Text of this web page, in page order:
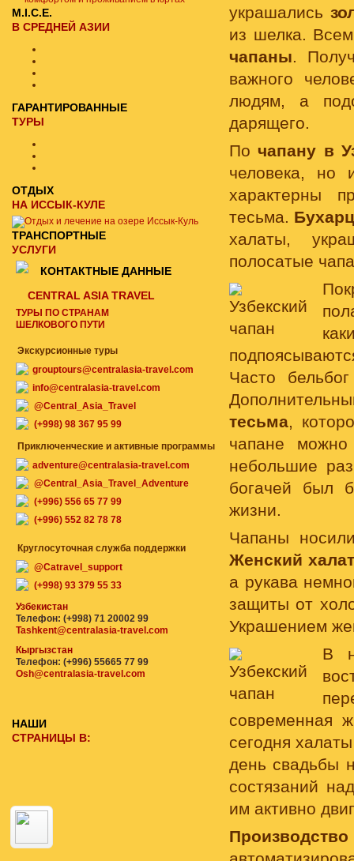
украшались
из шелка.
чапаны.
важного
людям, а
дарящего.
Почапану в
человека,
характерны
тесьма.
халаты,
полосатые
Часто
тесьма,
чапане
небольшие
богачей был
жизни.
Чапаны
Женский халат
а рукава
защиты от
Украшением
В
современная
сегодня
день свадьбы
состязаний
им активно
M.I.C.E.
В СРЕДНЕЙ АЗИИ
ГАРАНТИРОВАННЫЕ
ТУРЫ
ОТДЫХ
НА ИССЫК-КУЛЕ
ТРАНСПОРТНЫЕ
УСЛУГИ
КОНТАКТНЫЕ ДАННЫЕ
CENTRAL ASIA TRAVEL
ТУРЫ ПО СТРАНАМ
ШЕЛКОВОГО ПУТИ
Экскурсионные туры
grouptours@centralasia-travel.com
info@centralasia-travel.com
@Central_Asia_Travel
(+998) 98 367 95 99
Приключенческие и активные программы
adventure@centralasia-travel.com
@Central_Asia_Travel_Adventure
(+996) 556 65 77 99
(+996) 552 82 78 78
Круглосуточная служба поддержки
@Catravel_support
(+998) 93 379 55 33
Узбекистан
Телефон: (+998) 71 20002 99
Tashkent@centralasia-travel.com
Кыргызстан
Телефон: (+996) 55665 77 99
Osh@centralasia-travel.com
НАШИ
СТРАНИЦЫ В: